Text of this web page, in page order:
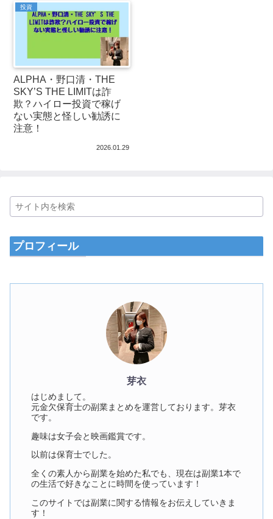
投資
ALPHA・野口清・THE
SKY’S THE LIMITは詐
欺？ハイロー投資で稼げ
ない実態と怪しい勧誘に
注意！
2026.01.29
プロフィール
芽衣
はじめまして。
元金欠保育士の副業まとめを運営しております。芽衣
です。
趣味は女子会と映画鑑賞です。
以前は保育士でした。
全くの素人から副業を始めた私でも、現在は副業1本で
の生活で好きなことに時間を使っています！
このサイトでは副業に関する情報をお伝えしていきま
す！